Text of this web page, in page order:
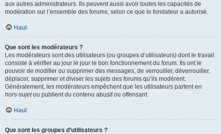
aux autres administrateurs. Ils peuvent aussi avoir toutes les capacités de
modération sur l’ensemble des forums, selon ce que le fondateur a autorisé.
Haut
Que sont les modérateurs ?
Les modérateurs sont des utilisateurs (ou groupes d’utilisateurs) dont le travail
consiste à vérifier au jour le jour le bon fonctionnement du forum. Ils ont le
pouvoir de modifier ou supprimer des messages, de verrouiller, déverrouiller,
déplacer, supprimer et diviser les sujets des forums qu’ils modèrent.
Généralement, les modérateurs empêchent que les utilisateurs partent en
hors-sujetou publient du contenu abusif ou offensant.
Haut
Que sont les groupes d’utilisateurs ?